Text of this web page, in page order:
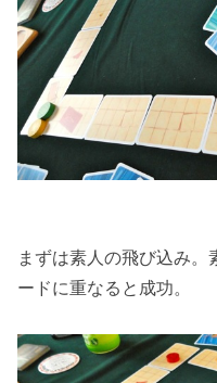
まずは素人の飛び込み
ードに重なると成功。